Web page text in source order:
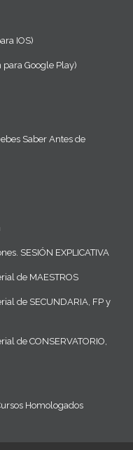
IOS)
Google Play)
Saber Antes de
SESIÓN EXPLICATIVA
de MAESTROS
de SECUNDARIA, FP y
de CONSERVATORIO,
Homologados